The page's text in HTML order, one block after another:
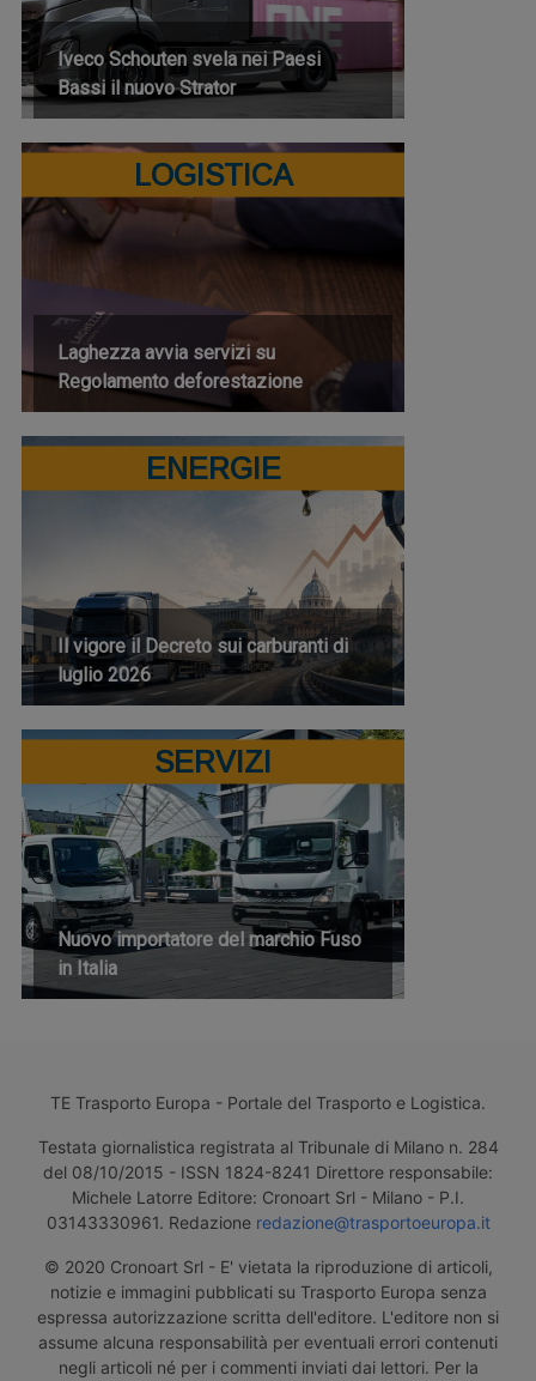
Iveco Schouten svela nei Paesi
Bassi il nuovo Strator
LOGISTICA
Laghezza avvia servizi su
Regolamento deforestazione
ENERGIE
Il vigore il Decreto sui carburanti di
luglio 2026
SERVIZI
Nuovo importatore del marchio Fuso
in Italia
TE Trasporto Europa - Portale del Trasporto e Logistica.
Testata giornalistica registrata al Tribunale di Milano n. 284
del 08/10/2015 - ISSN 1824-8241 Direttore responsabile:
Michele Latorre Editore: Cronoart Srl - Milano - P.I.
03143330961. Redazione redazione@trasportoeuropa.it
© 2020 Cronoart Srl - E' vietata la riproduzione di articoli,
notizie e immagini pubblicati su Trasporto Europa senza
espressa autorizzazione scritta dell'editore. L'editore non si
assume alcuna responsabilità per eventuali errori contenuti
negli articoli né per i commenti inviati dai lettori. Per la